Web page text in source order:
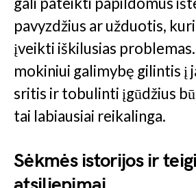
pavyzdžius ar užduotis,
įveikti iškilusias
mokiniui galimybę gilintis į
sritis ir tobulinti įgūdžius
tai labiausiai reikalinga.
Sėkmės istorijos ir